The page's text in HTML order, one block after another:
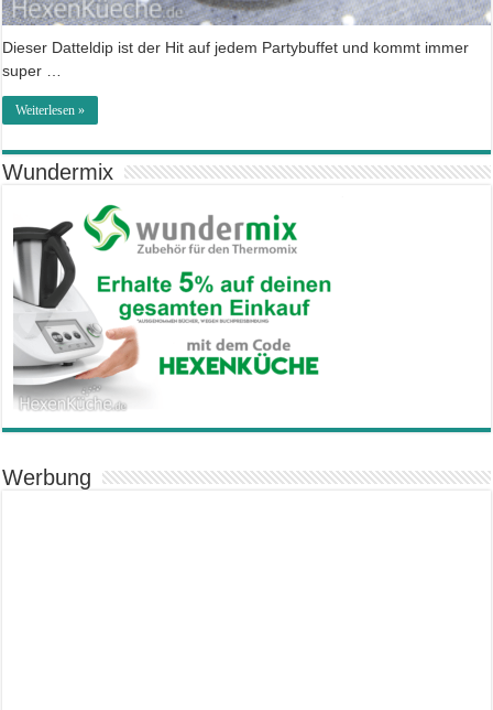
Dieser Datteldip ist der Hit auf jedem Partybuffet und kommt immer
super …
Weiterlesen »
Wundermix
Werbung